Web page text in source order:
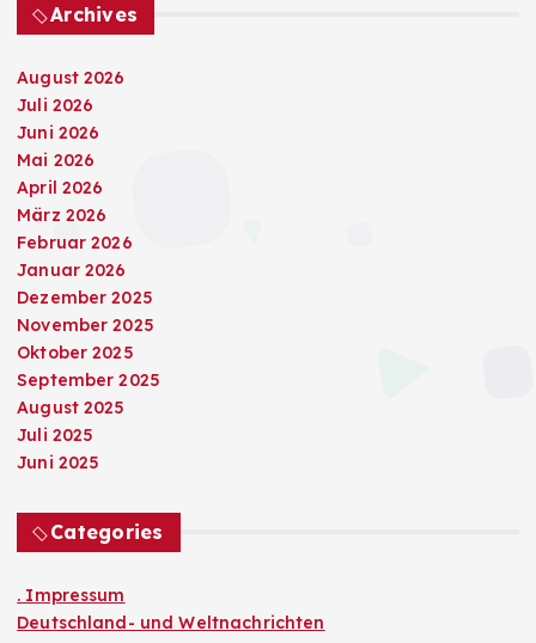
Archives
August 2026
Juli 2026
Juni 2026
Mai 2026
April 2026
März 2026
Februar 2026
Januar 2026
Dezember 2025
November 2025
Oktober 2025
September 2025
August 2025
Juli 2025
Juni 2025
Categories
. Impressum
Deutschland- und Weltnachrichten